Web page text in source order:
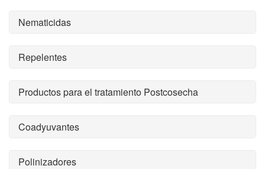
Nematicidas
Repelentes
Productos para el tratamiento Postcosecha
Coadyuvantes
Polinizadores